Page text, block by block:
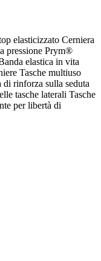
elasticizzato Cerniera
pressione Prym®
elastica in vita
Tasche multiuso
rinforza sulla seduta
tasche laterali Tasche
per libertà di